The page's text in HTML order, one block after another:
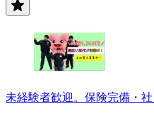
未経験者歓迎。保険完備・社